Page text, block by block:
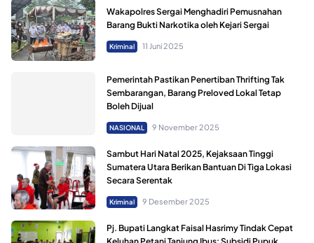
Wakapolres Sergai Menghadiri Pemusnahan
Barang Bukti Narkotika oleh Kejari Sergai
Kriminal 11 Juni 2025
Pemerintah Pastikan Penertiban Thrifting Tak
Sembarangan, Barang Preloved Lokal Tetap
Boleh Dijual
NASIONAL 9 November 2025
Sambut Hari Natal 2025, Kejaksaan Tinggi
Sumatera Utara Berikan Bantuan Di Tiga Lokasi
Secara Serentak
Kriminal 9 Desember 2025
Pj. Bupati Langkat Faisal Hasrimy Tindak Cepat